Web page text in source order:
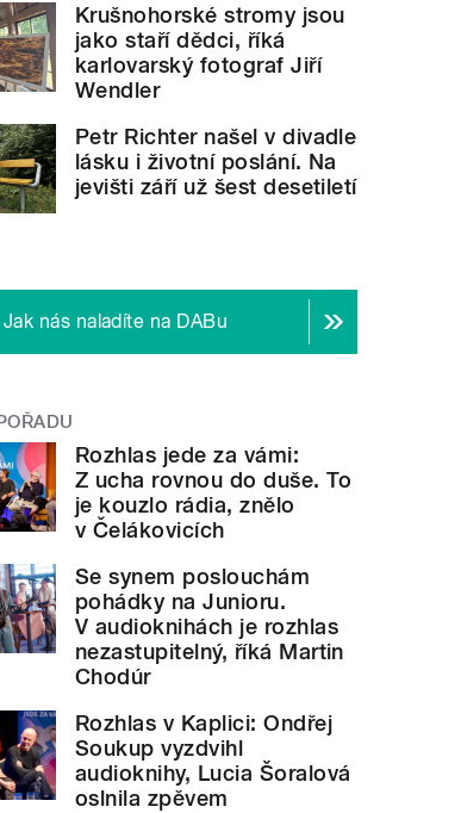
Krušnohorské stromy jsou
jako staří dědci, říká
karlovarský fotograf Jiří
Wendler
Petr Richter našel v divadle
lásku i životní poslání. Na
jevišti září už šest desetiletí
Jak nás naladíte na DABu
Rozhlas jede za vámi:
Z ucha rovnou do duše. To
je kouzlo rádia, znělo
v Čelákovicích
Se synem poslouchám
pohádky na Junioru.
V audioknihách je rozhlas
nezastupitelný, říká Martin
Chodúr
Rozhlas v Kaplici: Ondřej
Soukup vyzdvihl
audioknihy, Lucia Šoralová
oslnila zpěvem